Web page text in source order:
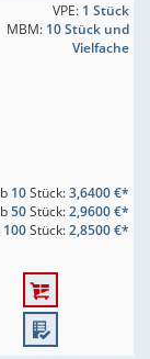
VPE: 1 Stück
MBM: 10 Stück und
Vielfache
10Stück:3,6400 €*
50Stück:2,9600 €*
100Stück:2,8500 €*